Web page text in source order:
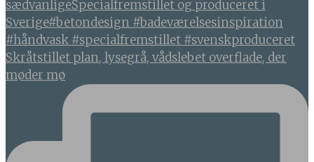
Skråtstillet plan, lysegrå, vådslebet overflade, der
møder mø